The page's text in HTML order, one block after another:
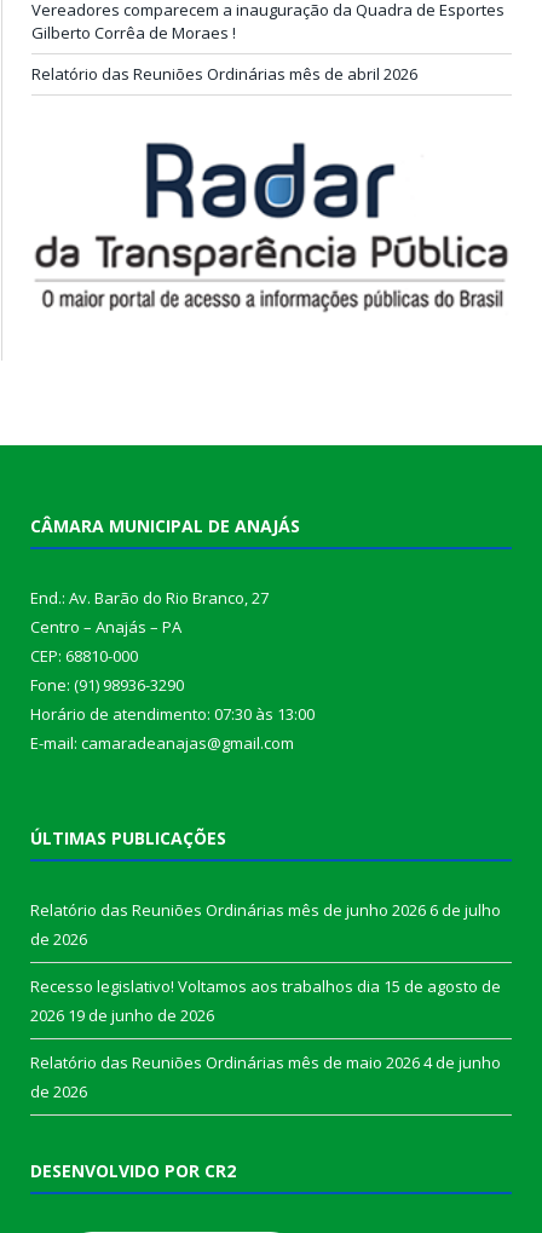
Vereadores comparecem a inauguração da Quadra de Esportes
Gilberto Corrêa de Moraes !
Relatório das Reuniões Ordinárias mês de abril 2026
CÂMARA MUNICIPAL DE ANAJÁS
End.: Av. Barão do Rio Branco, 27
Centro – Anajás – PA
CEP: 68810-000
Fone: (91) 98936-3290
Horário de atendimento: 07:30 às 13:00
E-mail: camaradeanajas@gmail.com
ÚLTIMAS PUBLICAÇÕES
Relatório das Reuniões Ordinárias mês de junho 20266 de julho
de 2026
Recesso legislativo! Voltamos aos trabalhos dia 15 de agosto de
2026 19 de junho de 2026
Relatório das Reuniões Ordinárias mês de maio 20264 de junho
de 2026
DESENVOLVIDO POR CR2